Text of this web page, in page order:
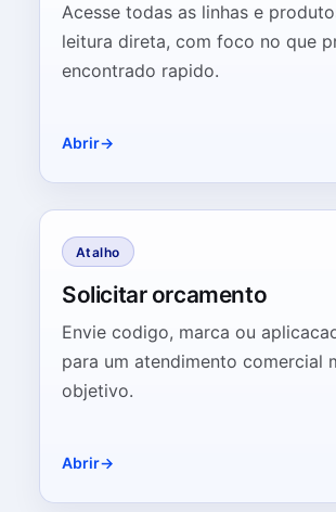
Acesse todas as linhas e
leitura direta, com foco no que
encontrado rapido.
Abrir
Atalho
Solicitar orcamento
Envie codigo, marca ou
para um atendimento comercial
objetivo.
Abrir